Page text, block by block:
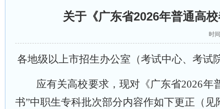
关于《广东省2026年普通高
时
各地级以上市招生办公室（考试中心、考试
应有关高校要求，现对《广东省2026年
书”中职生专科批次部分内容作如下更正（